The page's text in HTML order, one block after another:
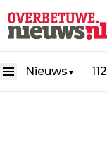
Nieuws ▼ 112